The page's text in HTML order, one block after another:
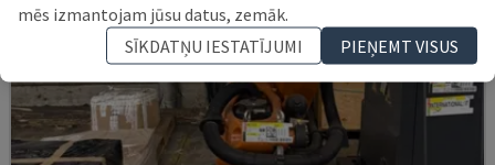
mēs izmantojam jūsu datus, zemāk.
SĪKDATŅU IESTATĪJUMI
PIEŅEMT VISUS